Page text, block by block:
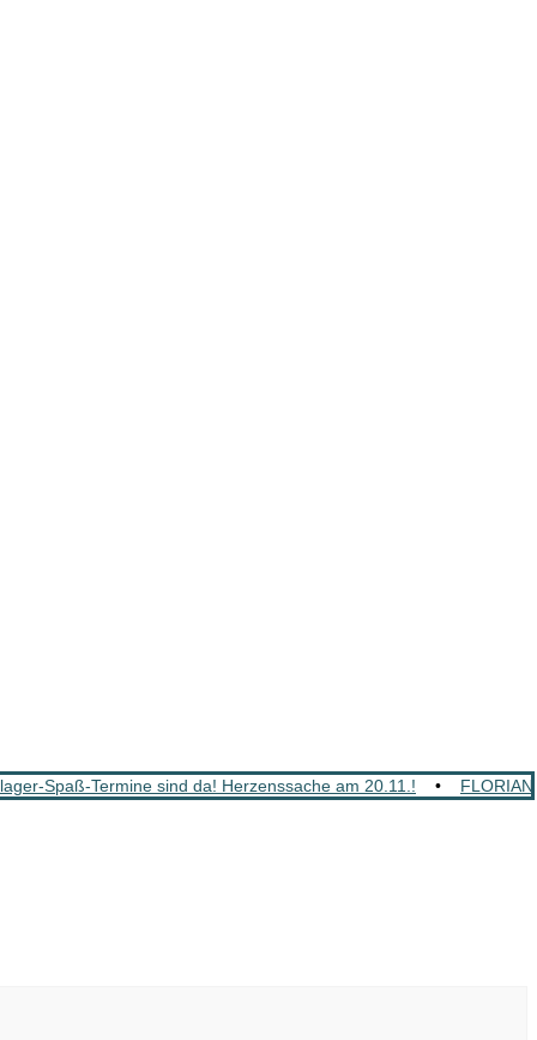
Spaß-Termine sind da! Herzenssache am 20.11.! •